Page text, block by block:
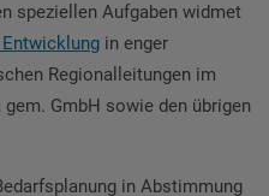
speziellen Aufgaben widmet
in enger
Regionalleitungen im
gem. GmbH sowie den übrigen
in Abstimmung